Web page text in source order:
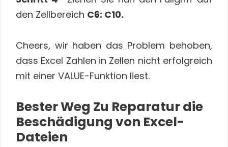
den Zellbereich C6: C10.
Cheers, wir haben das Problem behoben,
dass Excel Zahlen in Zellen nicht erfolgreich
mit einer VALUE-Funktion liest.
Bester Weg Zu Reparatur die
Beschädigung von Excel-
Dateien